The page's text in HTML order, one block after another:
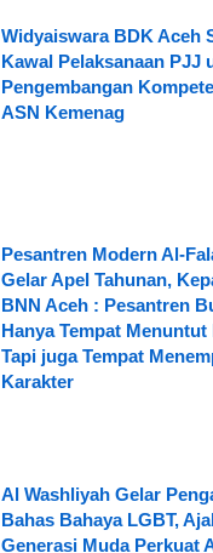
Widyaiswara BDK Aceh
Kawal Pelaksanaan PJJ
Pengembangan
ASN Kemenag
Pesantren Modern Al-
Gelar Apel Tahunan,
BNN Aceh : Pesantren
Hanya Tempat Menuntut
Tapi juga Tempat
Karakter
Al Washliyah Gelar
Bahas Bahaya LGBT,
Generasi Muda Perkuat